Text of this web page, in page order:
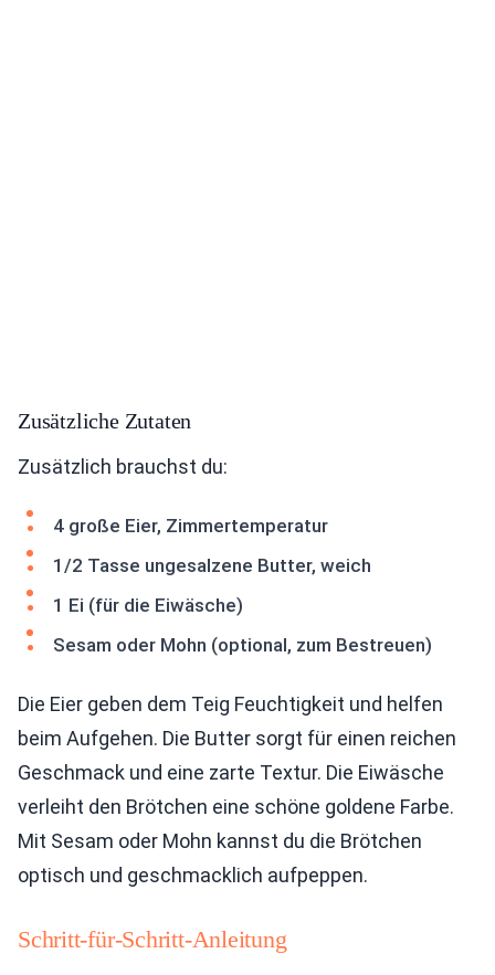
Zusätzliche Zutaten
Zusätzlich brauchst du:
4 große Eier, Zimmertemperatur
1/2 Tasse ungesalzene Butter, weich
1 Ei (für die Eiwäsche)
Sesam oder Mohn (optional, zum Bestreuen)
Die Eier geben dem Teig Feuchtigkeit und helfen
beim Aufgehen. Die Butter sorgt für einen reichen
Geschmack und eine zarte Textur. Die Eiwäsche
verleiht den Brötchen eine schöne goldene Farbe.
Mit Sesam oder Mohn kannst du die Brötchen
optisch und geschmacklich aufpeppen.
Schritt-für-Schritt-Anleitung